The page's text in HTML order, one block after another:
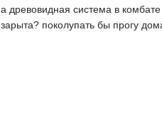
а древовидная система в
зарыта? поколупать бы прогу